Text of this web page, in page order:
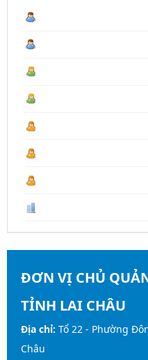
ĐƠN VỊ CHỦ
TỈNH LAI CHÂU
Địa chỉ: Tổ 22 - Phường
Châu